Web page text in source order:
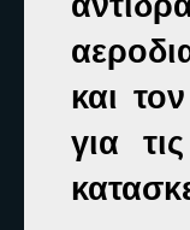
και
για